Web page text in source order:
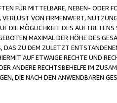
FÜR MITTELBARE, NEBEN- ODER
VON FIRMENWERT,
MÖGLICHKEIT DES
MAXIMAL DER HÖHE DES
ZU DEM ZULETZT
AUF ETWAIGE RECHTE UND
ANDERE RECHTSBEHELFE IM
DIE NACH DEN ANWENDBAREN